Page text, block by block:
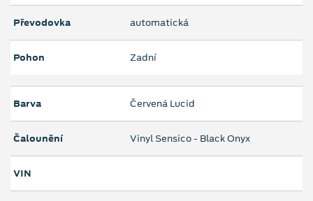
Převodovka automatická
Pohon Zadní
Barva Červená Lucid
Čalounění Vinyl Sensico - Black Onyx
VIN